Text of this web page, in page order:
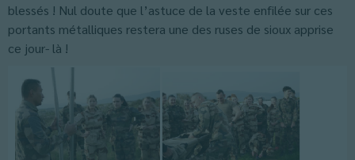
blessés ! Nul doute que l’astuce de la veste enfilée sur ces
portants métalliques restera une des ruses de sioux apprise
ce jour- là !